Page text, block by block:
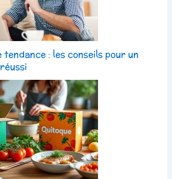
tendance : les conseils pour un